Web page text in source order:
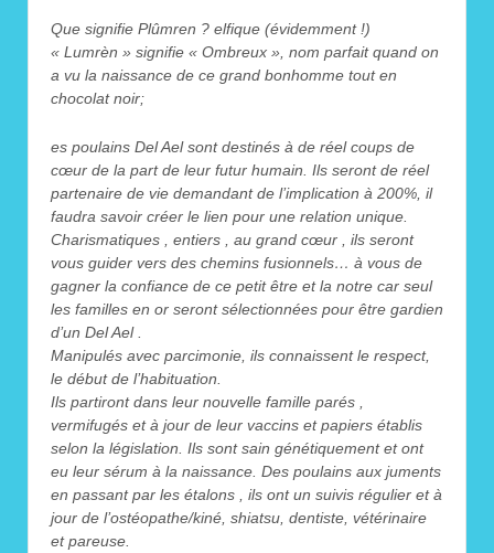
Que signifie Plûmren ? elfique (évidemment !)
« Lumrèn » signifie « Ombreux », nom parfait quand on
a vu la naissance de ce grand bonhomme tout en
chocolat noir;
es poulains Del Ael sont destinés à de réel coups de
cœur de la part de leur futur humain. Ils seront de réel
partenaire de vie demandant de l’implication à 200%, il
faudra savoir créer le lien pour une relation unique.
Charismatiques , entiers , au grand cœur , ils seront
vous guider vers des chemins fusionnels… à vous de
gagner la confiance de ce petit être et la notre car seul
les familles en or seront sélectionnées pour être gardien
d’un Del Ael .
Manipulés avec parcimonie, ils connaissent le respect,
le début de l’habituation.
Ils partiront dans leur nouvelle famille parés ,
vermifugés et à jour de leur vaccins et papiers établis
selon la législation. Ils sont sain génétiquement et ont
eu leur sérum à la naissance. Des poulains aux juments
en passant par les étalons , ils ont un suivis régulier et à
jour de l’ostéopathe/kiné, shiatsu, dentiste, vétérinaire
et pareuse.